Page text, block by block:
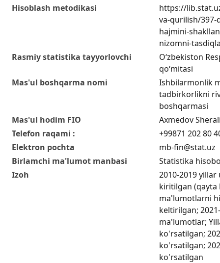
Hisoblash metodikasi
https://
va-qurilish/
hajmini-
nizomni-
Rasmiy statistika tayyorlovchi
O‘zbekiston
qo‘mitasi
Mas'ul boshqarma nomi
Ishbilarmonlik
tadbirkorlikni
boshqarmasi
Mas'ul hodim FIO
Axmedov
Telefon raqami :
+99871 202 80
Elektron pochta
mb-fin@stat.uz
Birlamchi ma'lumot manbasi
Statistika
Izoh
2010-2019
kiritilgan (qayta
ma'lumotlarni
keltirilgan;
ma'lumotlar;
ko'rsatilgan;
ko'rsatilgan;
ko'rsatilgan